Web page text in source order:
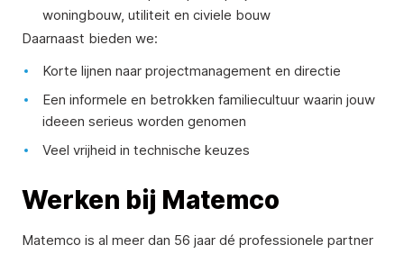
woningbouw, utiliteit en civiele bouw
Daarnaast bieden we:
Korte lijnen naar projectmanagement en directie
Een informele en betrokken familiecultuur waarin jouw
ideeen serieus worden genomen
Veel vrijheid in technische keuzes
Werken bij Matemco
Matemco is al meer dan 56 jaar dé professionele partner